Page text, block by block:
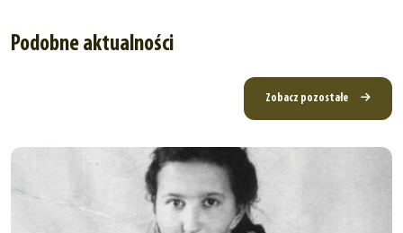
Podobne aktualności
Zobacz pozostałe